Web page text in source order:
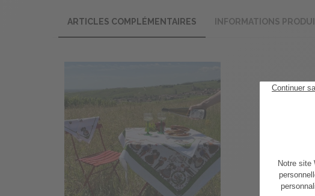
ARTICLES COMPLÉMENTAIRES INFORMATIONS